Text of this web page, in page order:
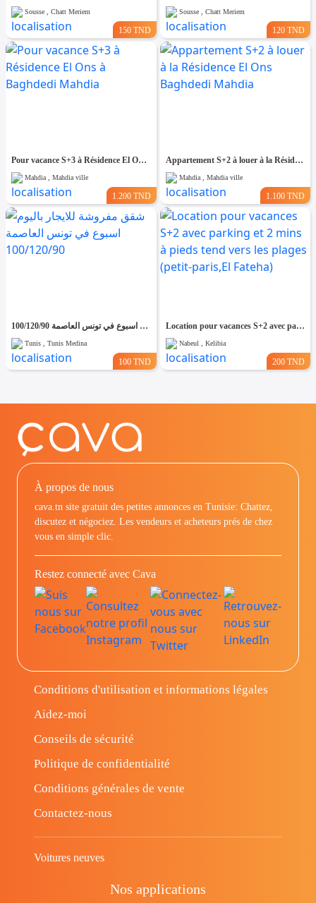
Sousse , Chatt Meriem
150 TND
Sousse , Chatt Meriem
120 TND
Pour vacance S+3 à Résidence El Ons à Baghdedi Mahdia
Mahdia , Mahdia ville
1.200 TND
Appartement S+2 à louer à la Résidence El Ons Baghdedi Mahdia
Mahdia , Mahdia ville
1.100 TND
شقق مفروشة للايجار باليوم اسبوع في تونس العاصمة 100/120/90
Tunis , Tunis Medina
100 TND
Location pour vacances S+2 avec parking et 2 mins à pieds tend vers les plages (petit-paris,El Fateha)
Nabeul , Kelibia
200 TND
À propos de nous
cava.tn site gratuit des petites annonces en Tunisie: Chattez,
discutez et négociez. Les vendeurs et acheteurs prés de chez
vous en simple clic.
Restez connecté avec Cava
Conditions d'utilisation et informations légales
Aidez-moi
Conseils de sécurité
Politique de confidentialité
Conditions générales de vente
Contactez-nous
Voitures neuves
Nos applications